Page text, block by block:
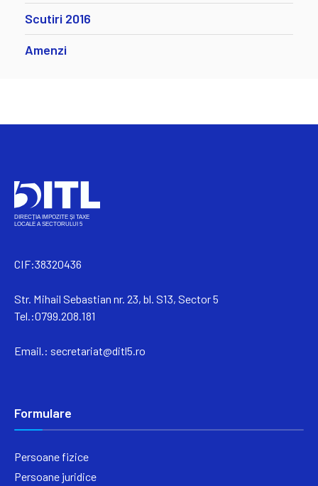
Scutiri 2016
Amenzi
CIF:38320436
Str. Mihail Sebastian nr. 23, bl. S13, Sector 5
Tel.:0799.208.181
Email.: secretariat@ditl5.ro
Formulare
Persoane fizice
Persoane juridice